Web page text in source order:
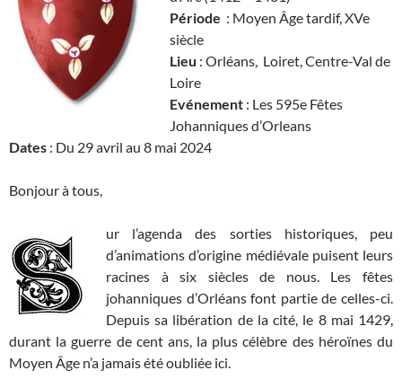
Période : Moyen Âge tardif, XVe
siècle
Lieu : Orléans, Loiret, Centre-Val de
Loire
Evénement : Les 595e Fêtes
Johanniques d’Orleans
Dates : Du 29 avril au 8 mai 2024
Bonjour à tous,
ur l’agenda des sorties historiques, peu
d’animations d’origine médiévale puisent leurs
racines à six siècles de nous. Les fêtes
johanniques d’Orléans font partie de celles-ci.
Depuis sa libération de la cité, le 8 mai 1429,
durant la guerre de cent ans, la plus célèbre des héroïnes du
Moyen Âge n’a jamais été oubliée ici.